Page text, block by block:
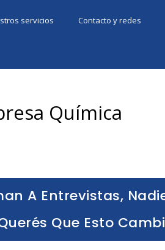
servicios Contacto y redes
Química
A Entrevistas,
Que Esto